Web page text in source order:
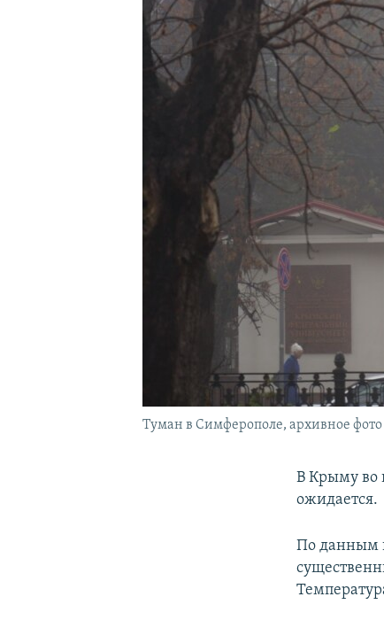
КРЫМ.НЕПОКОРЕННЫЙ
Туман в Симферополе, архивное фото
В Крыму во
ожидается.
По данным